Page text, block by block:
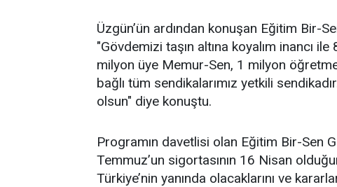
Üzgün’ün ardından konuşan Eğitim Bir-
"Gövdemizi taşın altına koyalım inancı
milyon üye Memur-Sen, 1 milyon
bağlı tüm sendikalarımız yetkili
olsun" diye konuştu.
Programın davetlisi olan Eğitim Bir-Sen
Temmuz’un sigortasının 16 Nisan
Türkiye’nin yanında olacaklarını ve